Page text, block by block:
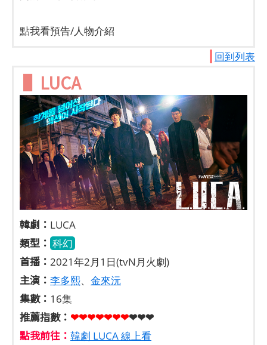
點我看預告/人物介紹
回到列表
▌LUCA
韓劇： LUCA
類型： 科幻
首播： 2021年2月1日(tvN月火劇)
主演： 李多熙、 金來沅
集數： 16集
推薦指數： ❤❤❤❤❤❤❤❤❤❤
點我前往： 韓劇 LUCA 線上看